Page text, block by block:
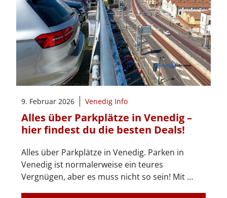
9. Februar 2026 Venedig Info
Alles über Parkplätze in Venedig –
hier findest du die besten Deals!
Alles über Parkplätze in Venedig. Parken in
Venedig ist normalerweise ein teures
Vergnügen, aber es muss nicht so sein! Mit …